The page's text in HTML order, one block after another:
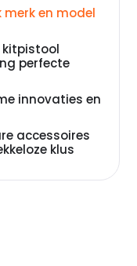
en model
kitpistool
perfecte
innovaties en
accessoires
klus